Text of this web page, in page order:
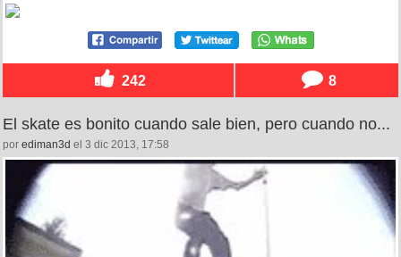
242 8
El skate es bonito cuando sale bien, pero cuando no...
por ediman3d el 3 dic 2013, 17:58